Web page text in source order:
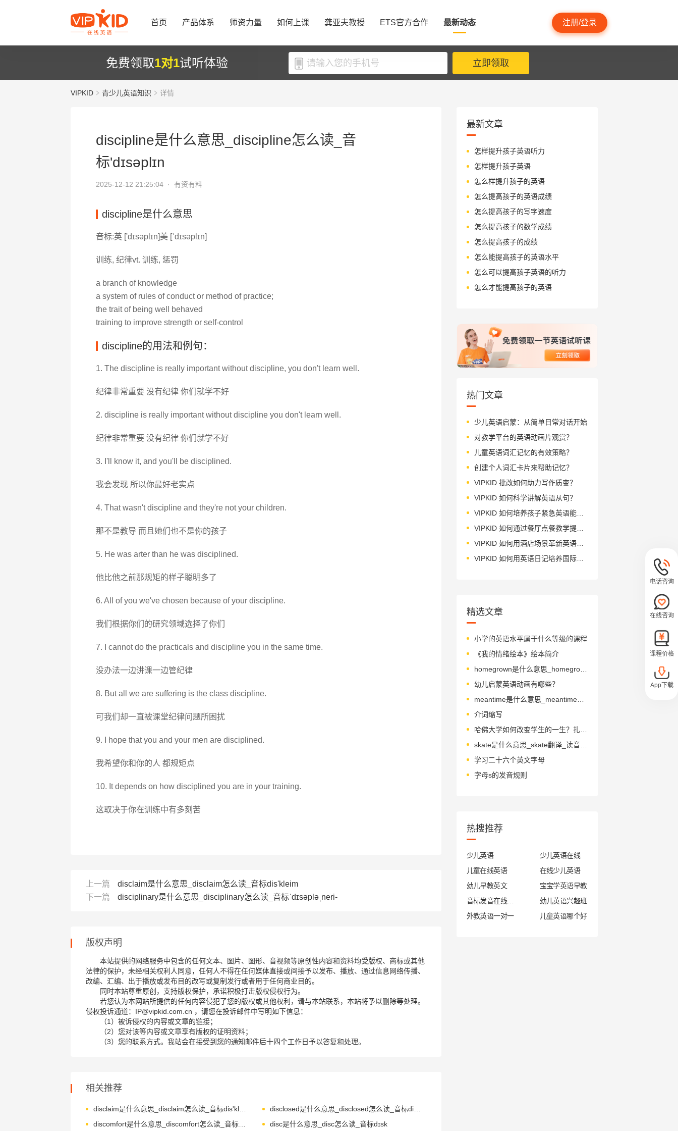
首页 产品体系 师资力量 如何上课 龚亚夫教授 ETS官方合作 最新动态 注册/登录
免费领取1对1试听体验 立即领取
VIPKID 青少儿英语知识 详情
discipline是什么意思_discipline怎么读_音
标'dɪsəplɪn
2025-12-12 21:25:04 · 有资有料
discipline是什么意思
音标:英 ['dɪsəplɪn]美 [ˈdɪsəplɪn]
训练, 纪律vt. 训练, 惩罚
a branch of knowledge
a system of rules of conduct or method of practice;
the trait of being well behaved
training to improve strength or self-control
discipline的用法和例句：
1. The discipline is really important without discipline, you don't learn well.
纪律非常重要 没有纪律 你们就学不好
2. discipline is really important without discipline you don't learn well.
纪律非常重要 没有纪律 你们就学不好
3. I'll know it, and you'll be disciplined.
我会发现 所以你最好老实点
4. That wasn't discipline and they're not your children.
那不是教导 而且她们也不是你的孩子
5. He was arter than he was disciplined.
他比他之前那规矩的样子聪明多了
6. All of you we've chosen because of your discipline.
我们根据你们的研究领域选择了你们
7. I cannot do the practicals and discipline you in the same time.
没办法一边讲课一边管纪律
8. But all we are suffering is the class discipline.
可我们却一直被课堂纪律问题所困扰
9. I hope that you and your men are disciplined.
我希望你和你的人 都规矩点
10. It depends on how disciplined you are in your training.
这取决于你在训练中有多刻苦
上一篇
disclaim是什么意思_disclaim怎么读_音标dis'kleim
下一篇
disciplinary是什么意思_disciplinary怎么读_音标ˈdɪsəpləˌneri-
版权声明
本站提供的网络服务中包含的任何文本、图片、图形、音视频等原创性内容和资料均受版权、商标或其他
法律的保护，未经相关权利人同意，任何人不得在任何媒体直接或间接予以发布、播放、通过信息网络传播、
改编、汇编、出于播放或发布目的改写或复制发行或者用于任何商业目的。
同时本站尊重原创，支持版权保护，承诺积极打击版权侵权行为。
若您认为本网站所提供的任何内容侵犯了您的版权或其他权利，请与本站联系，本站将予以删除等处理。
侵权投诉通道：IP@vipkid.com.cn ，请您在投诉邮件中写明如下信息：
（1）被诉侵权的内容或文章的链接；
（2）您对该等内容或文章享有版权的证明资料；
（3）您的联系方式。我站会在接受到您的通知邮件后十四个工作日予以答复和处理。
相关推荐
disclaim是什么意思_disclaim怎么读_音标dis'kleim
disclosed是什么意思_disclosed怎么读_音标disˈkləuzd
discomfort是什么意思_discomfort怎么读_音标dɪs'kʌmfət
disc是什么意思_disc怎么读_音标dɪsk
最新文章
怎样提升孩子英语听力
怎样提升孩子英语
怎么样提升孩子的英语
怎么提高孩子的英语成绩
怎么提高孩子的写字速度
怎么提高孩子的数学成绩
怎么提高孩子的成绩
怎么能提高孩子的英语水平
怎么可以提高孩子英语的听力
怎么才能提高孩子的英语
热门文章
少儿英语启蒙：从简单日常对话开始
对教学平台的英语动画片观赏？
儿童英语词汇记忆的有效策略？
创建个人词汇卡片来帮助记忆？
VIPKID 批改如何助力写作质变？
VIPKID 如何科学讲解英语从句？
VIPKID 如何培养孩子紧急英语能力？
VIPKID 如何通过餐厅点餐教学提升少儿英语应用能力？
VIPKID 如何用酒店场景革新英语教学？
VIPKID 如何用英语日记培养国际化人才？
精选文章
小学的英语水平属于什么等级的课程
《我的情绪绘本》绘本简介
homegrown是什么意思_homegrown怎么读_音标'həʊmɡr'əʊn
幼儿启蒙英语动画有哪些？
meantime是什么意思_meantime怎么读_音标ˈmi-ntaɪm
介词缩写
哈佛大学如何改变学生的一生？扎克伯格、娜塔莉·波特曼告诉你！
skate是什么意思_skate翻译_读音_用法_翻译
学习二十六个英文字母
字母s的发音规则
热搜推荐
少儿英语
少儿英语在线
儿童在线英语
在线少儿英语
幼儿早教英文
宝宝学英语早教
幼儿英语兴趣班
外教英语一对一
儿童英语哪个好
电话咨询
在线咨询
课程价格
App下载